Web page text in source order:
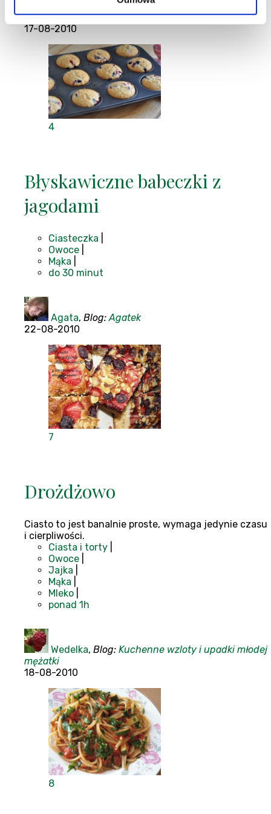
Agatajot,Blog: Kuchnia Agaty
17-08-2010
4
Błyskawiczne babeczki z
jagodami
Ciasteczka
Owoce
Mąka
do 30 minut
Agata, Blog: Agatek
22-08-2010
7
Drożdżowo
Ciasto to jest banalnie proste, wymaga jedynie czasu
i cierpliwości.
Ciasta i torty
Owoce
Jajka
Mąka
Mleko
ponad 1h
Wedelka, Blog: Kuchenne wzloty i upadki młodej
mężatki
18-08-2010
8